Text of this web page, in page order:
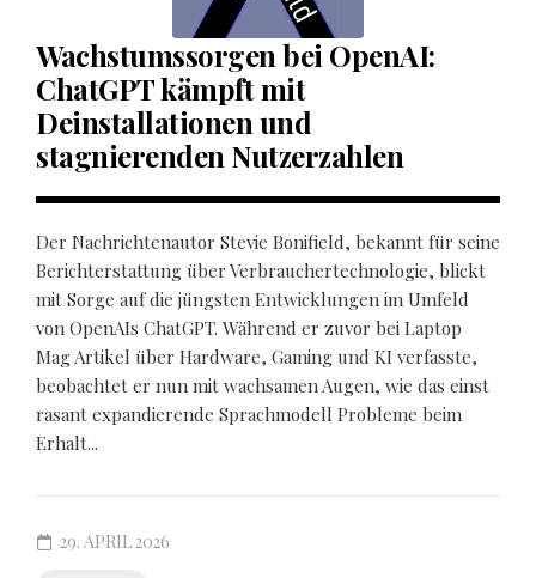
Wachstumssorgen bei OpenAI:
ChatGPT kämpft mit
Deinstallationen und
stagnierenden Nutzerzahlen
Der Nachrichtenautor Stevie Bonifield, bekannt für seine
Berichterstattung über Verbrauchertechnologie, blickt
mit Sorge auf die jüngsten Entwicklungen im Umfeld
von OpenAIs ChatGPT. Während er zuvor bei Laptop
Mag Artikel über Hardware, Gaming und KI verfasste,
beobachtet er nun mit wachsamen Augen, wie das einst
rasant expandierende Sprachmodell Probleme beim
Erhalt...
29. APRIL 2026